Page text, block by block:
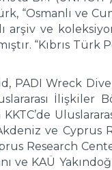
“Osmanlı ve
arşiv ve
“Kıbrıs
PADI Wreck
İlişkiler
ve
Research
ve KAÜ